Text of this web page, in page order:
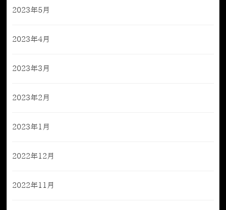
2023年5月
2023年4月
2023年3月
2023年2月
2023年1月
2022年12月
2022年11月